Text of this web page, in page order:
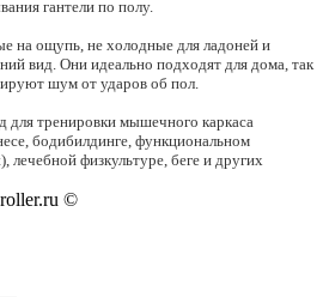
гантели по полу.
на ощупь, не холодные для ладоней и
вид. Они идеально подходят для дома, так
шум от ударов об пол.
для тренировки мышечного каркаса
бодибилдинге, функциональном
лечебной физкультуре, беге и других
©